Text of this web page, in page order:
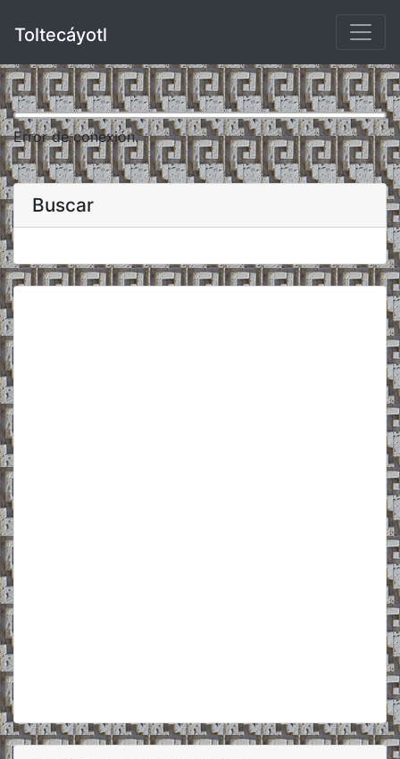
Toltecáyotl
Error de conexión.
Buscar